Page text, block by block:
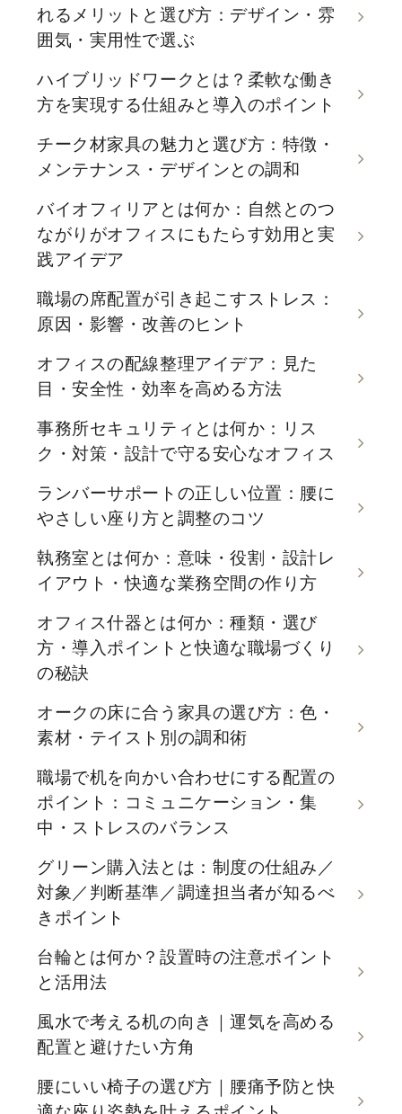
れるメリットと選び方：デザイン・雰
囲気・実用性で選ぶ
ハイブリッドワークとは？柔軟な働き
方を実現する仕組みと導入のポイント
チーク材家具の魅力と選び方：特徴・
メンテナンス・デザインとの調和
バイオフィリアとは何か：自然とのつ
ながりがオフィスにもたらす効用と実
践アイデア
職場の席配置が引き起こすストレス：
原因・影響・改善のヒント
オフィスの配線整理アイデア：見た
目・安全性・効率を高める方法
事務所セキュリティとは何か：リス
ク・対策・設計で守る安心なオフィス
ランバーサポートの正しい位置：腰に
やさしい座り方と調整のコツ
執務室とは何か：意味・役割・設計レ
イアウト・快適な業務空間の作り方
オフィス什器とは何か：種類・選び
方・導入ポイントと快適な職場づくり
の秘訣
オークの床に合う家具の選び方：色・
素材・テイスト別の調和術
職場で机を向かい合わせにする配置の
ポイント：コミュニケーション・集
中・ストレスのバランス
グリーン購入法とは：制度の仕組み／
対象／判断基準／調達担当者が知るべ
きポイント
台輪とは何か？設置時の注意ポイント
と活用法
風水で考える机の向き｜運気を高める
配置と避けたい方角
腰にいい椅子の選び方｜腰痛予防と快